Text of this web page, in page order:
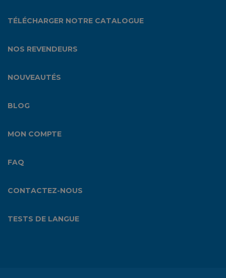
TÉLÉCHARGER NOTRE CATALOGUE
NOS REVENDEURS
NOUVEAUTÉS
BLOG
MON COMPTE
FAQ
CONTACTEZ-NOUS
TESTS DE LANGUE